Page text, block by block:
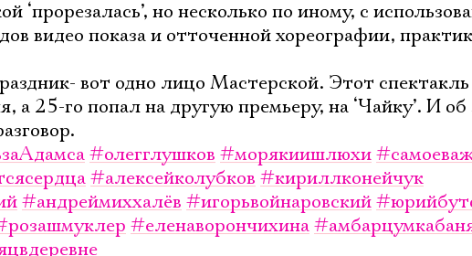
‘прорезалась’, но несколько по иному, с
видео показа и отточенной хореографии,
вот одно лицо Мастерской. Этот
а 25-го попал на другую премьеру, на ‘Чайку’. И
#олегглушков #морякиишлюхи
#алексейколубков #кириллконейчук
#андреймиххалёв #игорьвойнаровский
#еленаворончихина
Ознакомиться